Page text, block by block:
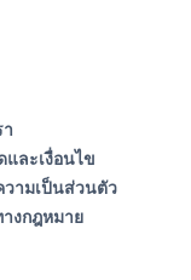
า
ละเงื่อนไข
ามเป็นส่วนตัว
งกฎหมาย